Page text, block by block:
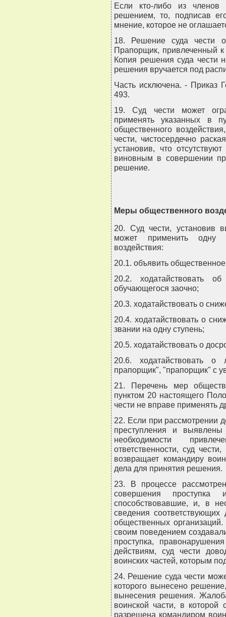
Если кто-либо из
решением, то, подписав
мнение, которое не
18. Решение суда чести
Прапорщик, привлеченный
Копия решения суда чести
решения вручается под
Часть исключена. - Приказ
493.
19. Суд чести может
применять указанных в
общественного
чести, чистосердечно
установив, что
виновным в совершении
решение.
Меры общественного
20. Суд чести, установив
может применить одну
воздействия:
20.1. объявить
20.2. ходатайствовать
обучающегося заочно;
20.3. ходатайствовать о
20.4. ходатайствовать о
звании на одну ступень;
20.5. ходатайствовать о
20.6. ходатайствовать о
прапорщик", "прапорщик" с
21. Перечень мер
пунктом 20 настоящего
чести не вправе применять
22. Если при рассмотрении
преступления и выявлены
необходимости
ответственности, суд
возвращает командиру
дела для принятия решения.
23. В процессе
совершения проступка
способствовавшие, и, в
сведения
общественных
своим поведением
проступка,
действиям, суд чести
воинских частей, которым
24. Решение суда чести
которого вынесено
вынесения решения.
воинской части, в
разрешена командиром